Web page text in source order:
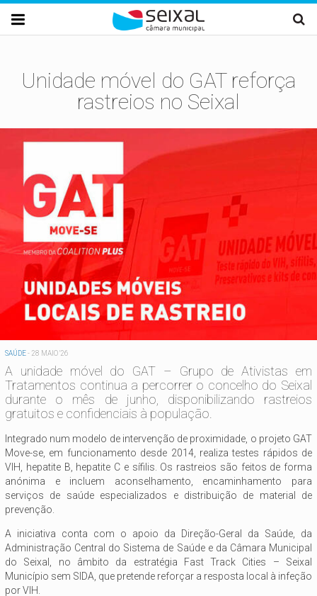
Passar para o conteúdo principal

Unidade móvel do GAT reforça
rastreios no Seixal
SAÚDE- 28 MAIO '26
A unidade móvel do GAT – Grupo de Ativistas em
Tratamentos continua a percorrer o concelho do Seixal
durante o mês de junho, disponibilizando rastreios
gratuitos e confidenciais à população.
Integrado num modelo de intervenção de proximidade, o projeto GAT
Move-se, em funcionamento desde 2014, realiza testes rápidos de
VIH, hepatite B, hepatite C e sífilis. Os rastreios são feitos de forma
anónima e incluem aconselhamento, encaminhamento para
serviços de saúde especializados e distribuição de material de
prevenção.
A iniciativa conta com o apoio da Direção-Geral da Saúde, da
Administração Central do Sistema de Saúde e da Câmara Municipal
do Seixal, no âmbito da estratégia Fast Track Cities – Seixal
Município sem SIDA, que pretende reforçar a resposta local à infeção
por VIH.